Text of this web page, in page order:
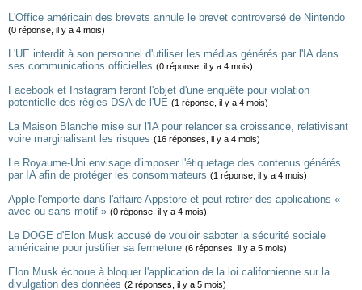
L'Office américain des brevets annule le brevet controversé de Nintendo
(0 réponse, il y a 4 mois)
L'UE interdit à son personnel d'utiliser les médias générés par l'IA dans
ses communications officielles (0 réponse, il y a 4 mois)
Facebook et Instagram feront l'objet d'une enquête pour violation
potentielle des règles DSA de l'UE (1 réponse, il y a 4 mois)
La Maison Blanche mise sur l'IA pour relancer sa croissance, relativisant
voire marginalisant les risques (16 réponses, il y a 4 mois)
Le Royaume-Uni envisage d'imposer l'étiquetage des contenus générés
par IA afin de protéger les consommateurs (1 réponse, il y a 4 mois)
Apple l'emporte dans l'affaire Appstore et peut retirer des applications «
avec ou sans motif » (0 réponse, il y a 4 mois)
Le DOGE d'Elon Musk accusé de vouloir saboter la sécurité sociale
américaine pour justifier sa fermeture (6 réponses, il y a 5 mois)
Elon Musk échoue à bloquer l'application de la loi californienne sur la
divulgation des données (2 réponses, il y a 5 mois)